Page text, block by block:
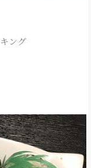
ング